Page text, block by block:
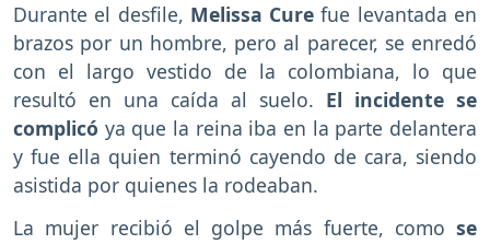
Durante el desfile, Melissa Cure fue levantada en
brazos por un hombre, pero al parecer, se enredó
con el largo vestido de la colombiana, lo que
resultó en una caída al suelo. El incidente se
complicó ya que la reina iba en la parte delantera
y fue ella quien terminó cayendo de cara, siendo
asistida por quienes la rodeaban.
La mujer recibió el golpe más fuerte, como se